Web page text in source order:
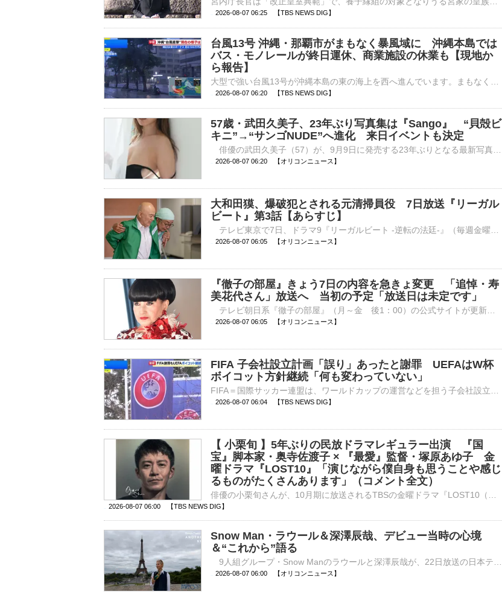
2026-08-07 06:25 【TBS NEWS DIG】
台風13号 沖縄・那覇市がまもなく暴風域に 沖縄本島では
バス・モノレールが終日運休、商業施設の休業も【現地か
ら報告】
2026-08-07 06:20 【TBS NEWS DIG】
57歳・武田久美子、23年ぶり写真集は『Sango』 “貝殻ビ
キニ”→“サンゴNUDE”へ進化 来日イベントも決定
2026-08-07 06:20 【オリコンニュース】
大和田獏、爆破犯とされる元清掃員役 7日放送『リーガル
ビート』第3話【あらすじ】
2026-08-07 06:05 【オリコンニュース】
『徹子の部屋』きょう7日の内容を急きょ変更 「追悼・寿
美花代さん」放送へ 当初の予定「放送日は未定です」
2026-08-07 06:05 【オリコンニュース】
FIFA 子会社設立計画「誤り」あったと謝罪 UEFAはW杯
ボイコット方針継続「何も変わっていない」
2026-08-07 06:04 【TBS NEWS DIG】
【 小栗旬 】5年ぶりの民放ドラマレギュラー出演 『国
宝』脚本家・奥寺佐渡子 × 『最愛』監督・塚原あゆ子 金
曜ドラマ『LOST10』「演じながら僕自身も思うことや感じ
るものがたくさんあります」（コメント全文）
2026-08-07 06:00 【TBS NEWS DIG】
Snow Man・ラウール＆深澤辰哉、デビュー当時の心境
＆“これから”語る
2026-08-07 06:00 【オリコンニュース】